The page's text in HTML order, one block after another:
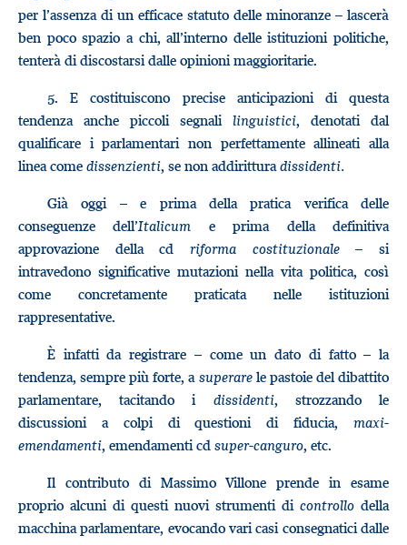
per l’assenza di un efficace statuto delle minoranze – lascerà
ben poco spazio a chi, all’interno delle istituzioni politiche,
tenterà di discostarsi dalle opinioni maggioritarie.
5. E costituiscono precise anticipazioni di questa
tendenza anche piccoli segnali linguistici, denotati dal
qualificare i parlamentari non perfettamente allineati alla
linea come dissenzienti, se non addiritturadissidenti.
Già oggi – e prima della pratica verifica delle
conseguenze dell’Italicum e prima della definitiva
approvazione della cd riforma costituzionale– si
intravedono significative mutazioni nella vita politica, così
come concretamente praticata nelle istituzioni
rappresentative.
È infatti da registrare – come un dato di fatto – la
tendenza, sempre più forte, a superarele pastoie del dibattito
parlamentare, tacitando i dissidenti, strozzando le
discussioni a colpi di questioni di fiducia, maxi-
emendamenti, emendamenti cd super-canguro, etc.
Il contributo di Massimo Villone prende in esame
proprio alcuni di questi nuovi strumenti di controllo della
macchina parlamentare, evocando vari casi consegnatici dalle